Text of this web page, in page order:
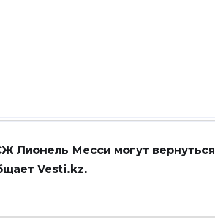
Лионель Месси могут вернуться
Vesti.kz.